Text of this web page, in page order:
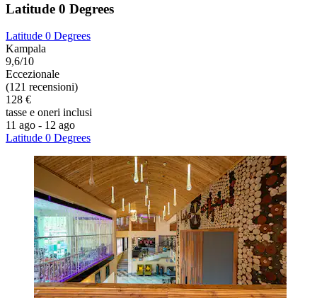
Latitude 0 Degrees
Latitude 0 Degrees
Kampala
9,6/10
Eccezionale
(121 recensioni)
128 €
tasse e oneri inclusi
11 ago - 12 ago
Latitude 0 Degrees